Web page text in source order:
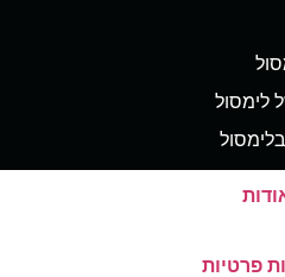
לימסול
פרטיות